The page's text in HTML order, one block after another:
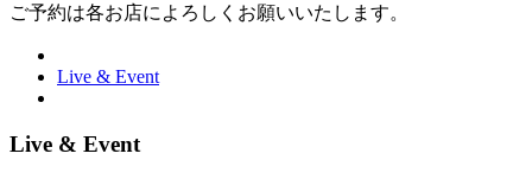
ご予約は各お店によろしくお願いいたします。
Live & Event
Live & Event